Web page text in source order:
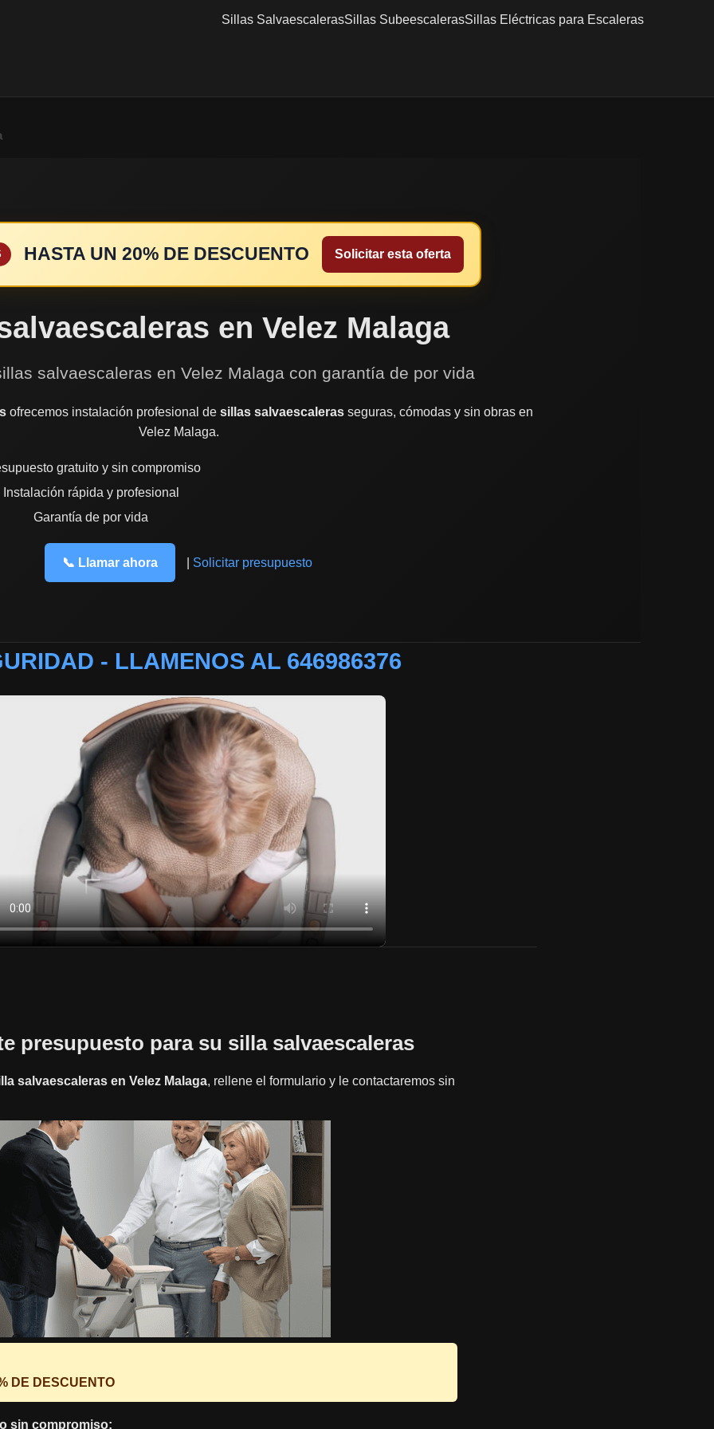
Sillas SalvaescalerasSillas SubeescalerasSillas Eléctricas para Escaleras
HASTA UN 20% DE DESCUENTO Solicitar esta oferta
en Velez Malaga
salvaescaleras en Velez Malaga con garantía de por vida
ofrecemos instalación profesional de sillas salvaescaleras seguras, cómodas y sin obras en
Velez Malaga.
gratuito y sin compromiso
Instalación rápida y profesional
Garantía de por vida
📞 Llamar ahora Solicitar presupuesto
- LLAMENOS AL 646986376
presupuesto para su silla salvaescaleras
salvaescaleras en Velez Malaga, rellene el formulario y le contactaremos sin
DE DESCUENTO
sin compromiso: